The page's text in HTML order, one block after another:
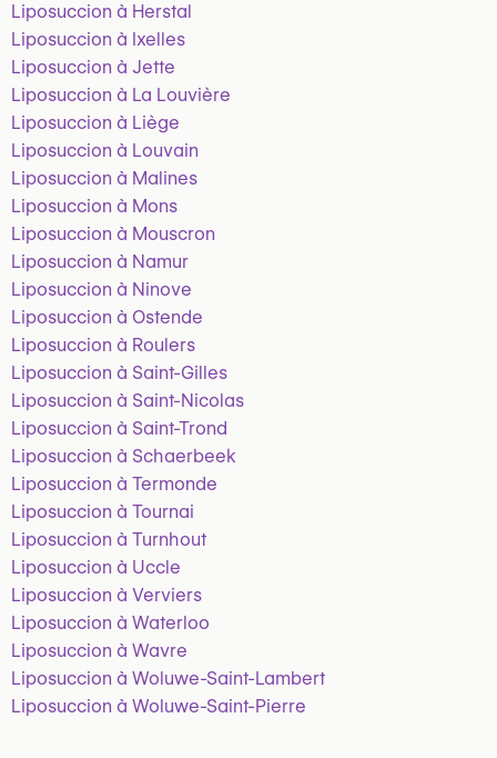
Liposuccion à Herstal
Liposuccion à Ixelles
Liposuccion à Jette
Liposuccion à La Louvière
Liposuccion à Liège
Liposuccion à Louvain
Liposuccion à Malines
Liposuccion à Mons
Liposuccion à Mouscron
Liposuccion à Namur
Liposuccion à Ninove
Liposuccion à Ostende
Liposuccion à Roulers
Liposuccion à Saint-Gilles
Liposuccion à Saint-Nicolas
Liposuccion à Saint-Trond
Liposuccion à Schaerbeek
Liposuccion à Termonde
Liposuccion à Tournai
Liposuccion à Turnhout
Liposuccion à Uccle
Liposuccion à Verviers
Liposuccion à Waterloo
Liposuccion à Wavre
Liposuccion à Woluwe-Saint-Lambert
Liposuccion à Woluwe-Saint-Pierre